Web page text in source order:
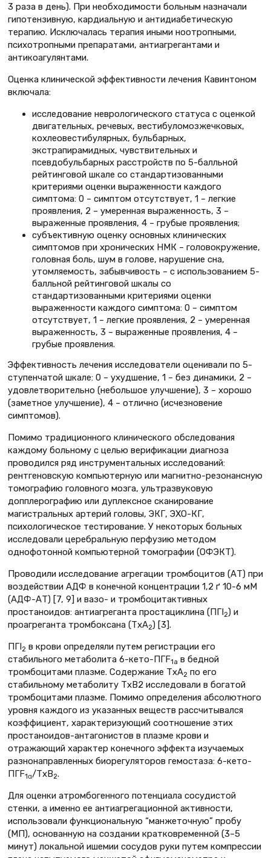
3 раза в день). При необходимости больным назначали
гипотензивную, кардиальную и антидиабетическую
терапию. Исключалась терапия иными ноотропными,
психотропными препаратами, антиагрегантами и
антикоагулянтами.
Оценка клинической эффективности лечения Кавинтоном
включала:
исследование неврологического статуса с оценкой
двигательных, речевых, вестибуломозжечковых,
кохлеовестибулярных, бульбарных,
экстрапирамидных, чувствительных и
псевдобульбарных расстройств по 5-балльной
рейтинговой шкале со стандартизованными
критериями оценки выраженности каждого
симптома: 0 – симптом отсутствует, 1 – легкие
проявления, 2 – умеренная выраженность, 3 –
выраженные проявления, 4 – грубые проявления;
субъективную оценку основных клинических
симптомов при хронических НМК – головокружение,
головная боль, шум в голове, нарушение сна,
утомляемость, забывчивость – с использованием 5-
балльной рейтинговой шкалы со
стандартизованными критериями оценки
выраженности каждого симптома: 0 – симптом
отсутствует, 1 – легкие проявления, 2 – умеренная
выраженность, 3 – выраженные проявления, 4 –
грубые проявления.
Эффективность лечения исследователи оценивали по 5-
ступенчатой шкале: 0 – ухудшение, 1 – без динамики, 2 –
удовлетворительно (небольшое улучшение), 3 – хорошо
(заметное улучшение), 4 – отлично (исчезновение
симптомов).
Помимо традиционного клинического обследования
каждому больному с целью верификации диагноза
проводился ряд инструментальных исследований:
рентгеновскую компьютерную или магнитно-резонансную
томографию головного мозга, ультразвуковую
допплерографию или дуплексное сканирование
магистральных артерий головы, ЭКГ, ЭХО-КГ,
психологическое тестирование. У некоторых больных
исследовали церебральную перфузию методом
однофотонной компьютерной томографии (ОФЭКТ).
Проводили исследование агрегации тромбоцитов (АТ) при
воздействии АДФ в конечной концентрации 1,2 ґ 10-6 мМ
(АДФ-АТ) [7, 9] и вазо- и тромбоцитактивных
простаноидов: антиагреганта простациклина (ПГI2) и
проагреганта тромбоксана (ТхА2) [3].
ПГI2 в крови определяли путем регистрации его
стабильного метаболита 6-кето-ПГF1a в бедной
тромбоцитами плазме. Содержание ТхА2 по его
стабильному метаболиту ТхВ2 исследовали в богатой
тромбоцитами плазме. Помимо определения абсолютного
уровня каждого из указанных веществ рассчитывался
коэффициент, характеризующий соотношение этих
простаноидов-антагонистов в плазме крови и
отражающий характер конечного эффекта изучаемых
разнонаправленных биорегуляторов гемостаза: 6-кето-
ПГF1α/ТхВ2.
Для оценки атромбогенного потенциала сосудистой
стенки, а именно ее антиагрегационной активности,
использовали функциональную “манжеточную” пробу
(МП), основанную на создании кратковременной (3–5
минут) локальной ишемии сосудов руки путем компрессии